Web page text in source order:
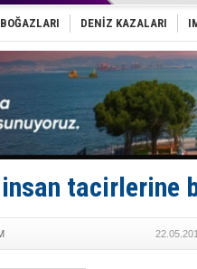
Türk
Deniz
Baltık
Runit
Türk
Hat-
Med
DENİZ KAZALARI
tacirlerine